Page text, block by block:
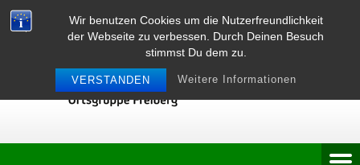
Wir benutzen Cookies um die Nutzerfreundlichkeit
der Webseite zu verbessen. Durch Deinen Besuch
stimmst Du dem zu.
VERSTANDEN Weitere Informationen
Skip
to